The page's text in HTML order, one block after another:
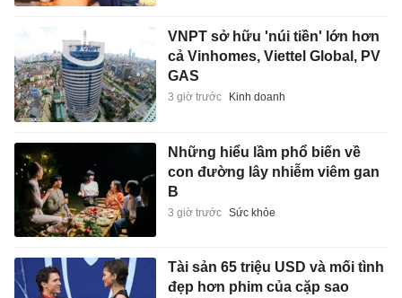
VNPT sở hữu 'núi tiền' lớn hơn
cả Vinhomes, Viettel Global, PV
GAS
3 giờ trước Kinh doanh
Những hiểu lầm phổ biến về
con đường lây nhiễm viêm gan
B
3 giờ trước Sức khỏe
Tài sản 65 triệu USD và mối tình
đẹp hơn phim của cặp sao